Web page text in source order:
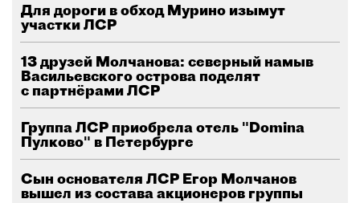
Для дороги в обход Мурино изымут
участки ЛСР
13 друзей Молчанова: северный намыв
Васильевского острова поделят
с партнёрами ЛСР
Группа ЛСР приобрела отель "Domina
Пулково" в Петербурге
Сын основателя ЛСР Егор Молчанов
вышел из состава акционеров группы